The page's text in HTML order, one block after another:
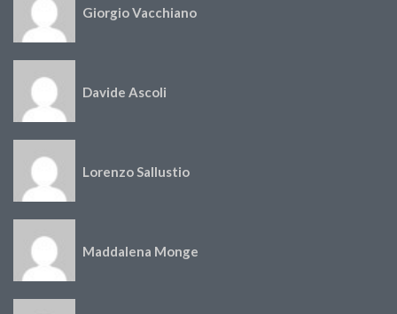
Giorgio Vacchiano
Davide Ascoli
Lorenzo Sallustio
Maddalena Monge